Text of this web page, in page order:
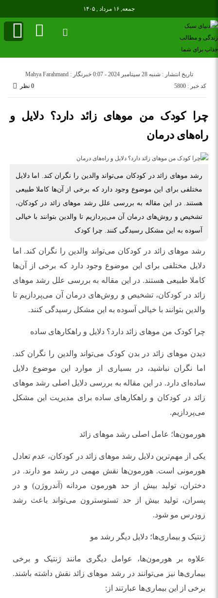
جمعه, ۱۶ مرداد , ۱۴۰۵
تاریخ انتشار : شنبه 28 سپتامبر 2024 - 0:07
خبرنگار : Mahya Farahmand
کد خبر : 5800
0 نظر
چرا کودک من موهای زائد دارد؟ دلایل و
راه‌های درمان
رشد موهای زائد در کودکان می‌تواند والدین را نگران کند. اما دلایل
مختلفی برای این موضوع وجود دارد که برخی از آن‌ها کاملا طبیعی
هستند. در این مقاله به بررسی علل رشد موهای زائد در کودکان،
تشخیص و روش‌های درمان آن می‌پردازیم تا والدین بتوانند با خیالی
آسوده به این مشکل رسیدگی کنند. چرا کودک
رشد موهای زائد در کودکان می‌تواند والدین را نگران کند. اما
دلایل مختلفی برای این موضوع وجود دارد که برخی از آن‌ها
کاملا طبیعی هستند. در این مقاله به بررسی علل رشد موهای
زائد در کودکان، تشخیص و روش‌های درمان آن می‌پردازیم تا
والدین بتوانند با خیالی آسوده به این مشکل رسیدگی کنند.
چرا کودک من موهای زائد دارد؟ دلایل و راهکارهای ساده
دیدن موهای زائد در بدن کودک می‌تواند والدین را نگران کند.
اما نگران نباشید، در بسیاری از موارد این موضوع دلایل
ساده‌ای دارد. در این مقاله به بررسی دلایل اصلی رشد موهای
زائد در کودکان و راهکارهای ساده برای مدیریت این مشکل
می‌پردازیم.
هورمون‌ها؛ عامل اصلی رشد موهای زائد
یکی از مهم‌ترین دلایل رشد موهای زائد در کودکان، عدم تعادل
هورمونی است. هورمون‌ها نقش مهمی در رشد مو دارند. در
دختران، تولید بیش از حد هورمون مردانه (آندروژن) و در
پسران، تولید بیش از حد تستوسترون می‌تواند باعث رشد
زودرس مو شود.
ژنتیک و بیماری‌ها؛ دلایل دیگر رشد مو
علاوه بر هورمون‌ها، عوامل دیگری مانند ژنتیک و برخی
بیماری‌ها نیز می‌توانند در رشد موهای زائد نقش داشته باشند.
برخی از این بیماری‌ها عبارتند از: